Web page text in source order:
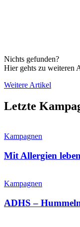
Nichts gefunden?
Hier gehts zu weiteren
Weitere Artikel
Letzte
Kampagnen
Mit Allergien
Kampagnen
ADHS –